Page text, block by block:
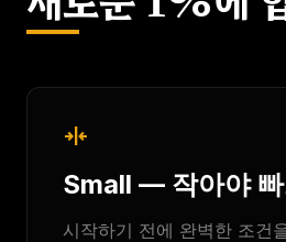
horizontal_align_center
Small — 작아야
시작하기 전에 완벽한 조건